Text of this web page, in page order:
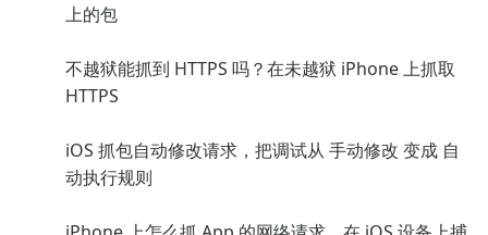
上的包
不越狱能抓到 HTTPS 吗？在未越狱 iPhone 上抓取
HTTPS
iOS 抓包自动修改请求，把调试从 手动修改 变成 自
动执行规则